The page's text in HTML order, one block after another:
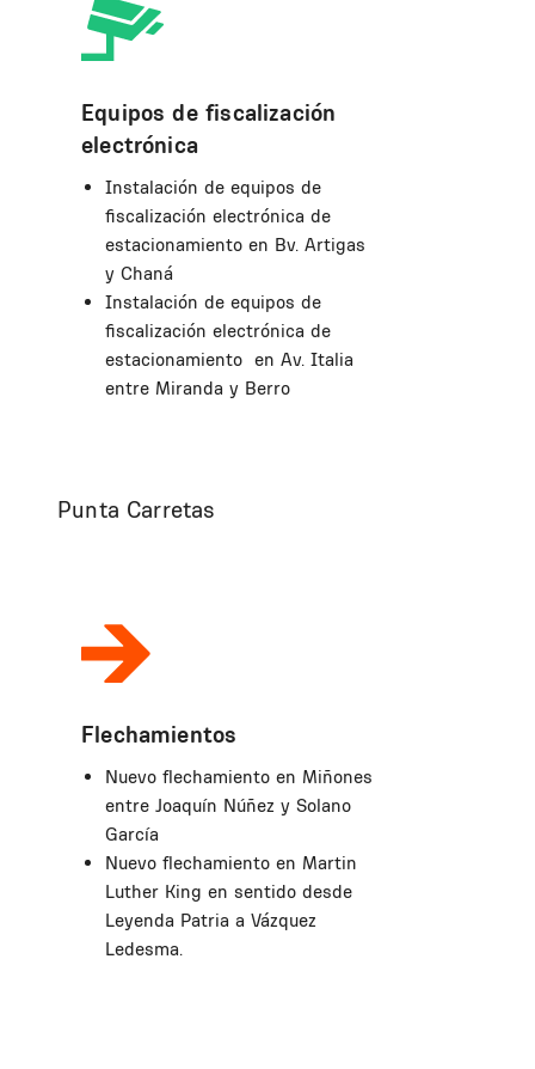
Equipos de fiscalización
electrónica
Instalación de equipos de
fiscalización electrónica de
estacionamiento en Bv. Artigas
y Chaná
Instalación de equipos de
fiscalización electrónica de
estacionamiento en Av. Italia
entre Miranda y Berro
Punta Carretas
Flechamientos
Nuevo flechamiento en Miñones
entre Joaquín Núñez y Solano
García
Nuevo flechamiento en Martin
Luther King en sentido desde
Leyenda Patria a Vázquez
Ledesma.